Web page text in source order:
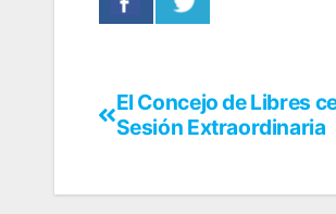
El Concejo de Libres
Sesión Extraordinaria